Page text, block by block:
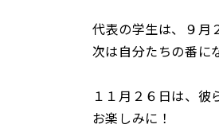
代表の学生は、９月
次は自分たちの番に
１１月２６日は、彼
お楽しみに！